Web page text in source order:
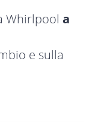
Whirlpool a
e sulla